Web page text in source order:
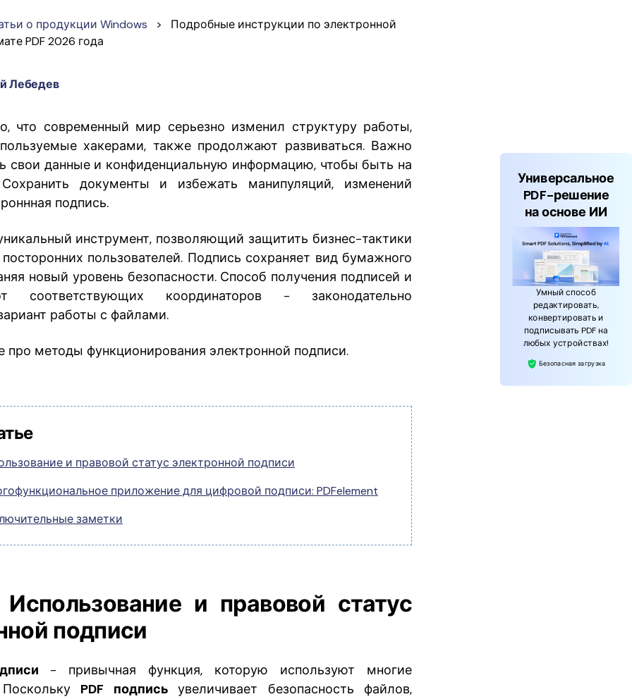
о продукции Windows >
Подробные инструкции по электронной
PDF 2026 года
Лебедев
что современный мир серьезно изменил структуру работы,
хакерами, также продолжают развиваться. Важно
свои данные и конфиденциальную информацию, чтобы быть на
документы и избежать манипуляций, изменений
подпись.
инструмент, позволяющий защитить бизнес-тактики
пользователей. Подпись сохраняет вид бумажного
новый уровень безопасности. Способ получения подписей и
соответствующих координаторов - законодательно
работы с файлами.
про методы функционирования электронной подписи.
и правовой статус электронной подписи
приложение для цифровой подписи: PDFelement
заметки
Использование и правовой статус
подписи
- привычная функция, которую используют многие
PDF подпись увеличивает безопасность файлов,
Универсальное
PDF-решение
на основе ИИ
Умный способ
редактировать,
конвертировать и
подписывать PDF на
любых устройствах!
Безопасная загрузка